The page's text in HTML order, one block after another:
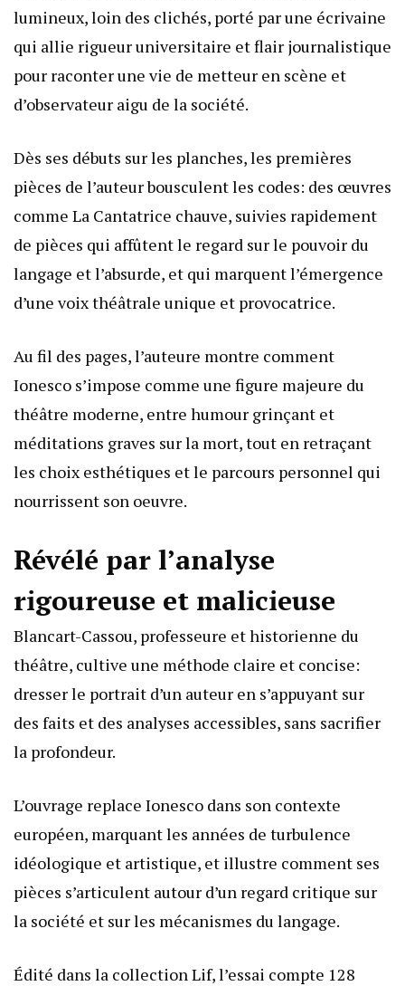
lumineux, loin des clichés, porté par une écrivaine
qui allie rigueur universitaire et flair journalistique
pour raconter une vie de metteur en scène et
d’observateur aigu de la société.
Dès ses débuts sur les planches, les premières
pièces de l’auteur bousculent les codes: des œuvres
comme La Cantatrice chauve, suivies rapidement
de pièces qui affûtent le regard sur le pouvoir du
langage et l’absurde, et qui marquent l’émergence
d’une voix théâtrale unique et provocatrice.
Au fil des pages, l’auteure montre comment
Ionesco s’impose comme une figure majeure du
théâtre moderne, entre humour grinçant et
méditations graves sur la mort, tout en retraçant
les choix esthétiques et le parcours personnel qui
nourrissent son oeuvre.
Révélé par l’analyse
rigoureuse et malicieuse
Blancart-Cassou, professeure et historienne du
théâtre, cultive une méthode claire et concise:
dresser le portrait d’un auteur en s’appuyant sur
des faits et des analyses accessibles, sans sacrifier
la profondeur.
L’ouvrage replace Ionesco dans son contexte
européen, marquant les années de turbulence
idéologique et artistique, et illustre comment ses
pièces s’articulent autour d’un regard critique sur
la société et sur les mécanismes du langage.
Édité dans la collection Lif, l’essai compte 128